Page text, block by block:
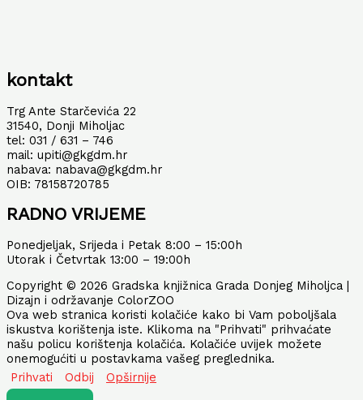
kontakt
Trg Ante Starčevića 22
31540, Donji Miholjac
tel: 031 / 631 – 746
mail: upiti@gkgdm.hr
nabava: nabava@gkgdm.hr
OIB: 78158720785
RADNO VRIJEME
Ponedjeljak, Srijeda i Petak 8:00 – 15:00h
Utorak i Četvrtak 13:00 – 19:00h
Copyright © 2026 Gradska knjižnica Grada Donjeg Miholjca |
Dizajn i održavanje ColorZOO
Ova web stranica koristi kolačiće kako bi Vam poboljšala
iskustva korištenja iste. Klikoma na "Prihvati" prihvaćate
našu policu korištenja kolačića. Kolačiće uvijek možete
onemogućiti u postavkama vašeg preglednika.
Prihvati
Odbij Opširnije